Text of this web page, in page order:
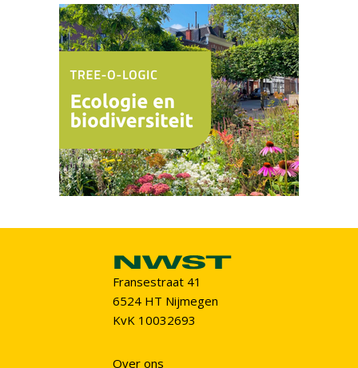
Fransestraat 41
6524 HT Nijmegen
KvK 10032693
Over ons